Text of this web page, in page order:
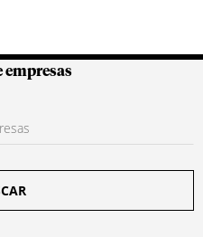
empresas